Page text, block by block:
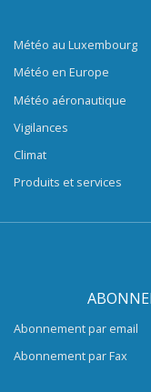
Météo au Luxembourg
Météo en Europe
Météo aéronautique
Vigilances
Climat
Produits et services
Abonnement par email
Abonnement par Fax